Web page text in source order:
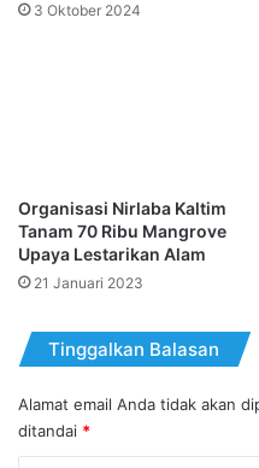
3 Oktober 2024
Organisasi Nirlaba Kaltim
Tanam 70 Ribu Mangrove
Upaya Lestarikan Alam
21 Januari 2023
Tinggalkan Balasan
Alamat email Anda tidak akan
ditandai *